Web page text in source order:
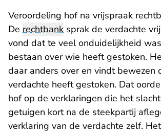
Veroordeling hof na vrijspraak
De rechtbank sprak de verdachte
vond dat te veel onduidelijkheid
bestaan over wie heeft gestoken.
daar anders over en vindt bewezen
verdachte heeft gestoken. Dat
hof op de verklaringen die het
getuigen kort na de steekpartij
verklaring van de verdachte zelf.